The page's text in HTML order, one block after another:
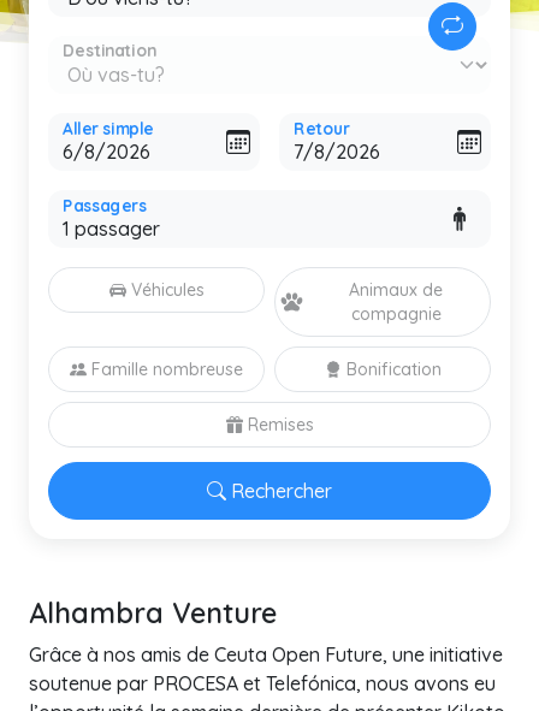
Destination
Aller simple Retour
Passagers
Rechercher
Véhicules
Animaux de
compagnie
Famille nombreuse Bonification
Remises
Alhambra Venture
Grâce à nos amis de Ceuta Open Future, une initiative
soutenue par PROCESA et Telefónica, nous avons eu